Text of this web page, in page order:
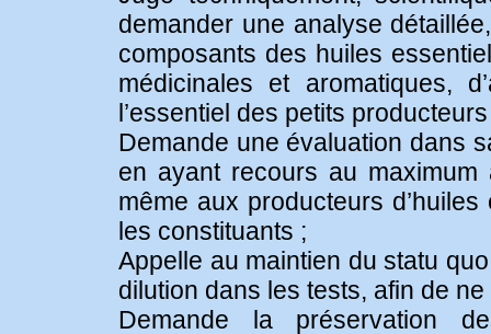
demander une analyse
composants des huiles
médicinales et aromatiques,
l’essentiel des petits
Demande une évaluation dans
en ayant recours au
même aux producteurs
les constituants ;
Appelle au maintien du statu
dilution dans les tests, afin de
Demande la préservation